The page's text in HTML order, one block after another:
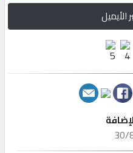
الأيميل
30/